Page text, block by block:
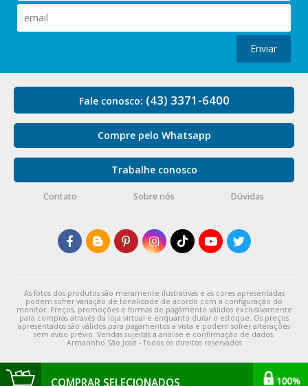
COMPRAR SELECIONADOS
Enviar
Fale conosco: (43) 3371-6400
Compre pelo Whatsapp
Trabalhe conosco
Contato Sobre nós Dúvidas
As fotos dos produtos são meramente ilustrativas e as cores apresentadas
podem sofrer variação de tonalidade de acordo com a configuração do
monitor. Preços, promoções e formas de pagamento válidos exclusivamente
para compras através da loja virtual e enquanto durar o estoque. Os preços
apresentados são válidos para pagamentos a vista e podem sofrer alterações
sem aviso prévio. Vendas sujeitas a análise e confirmação de dados.
Armarinho São José - Todos os direitos reservados